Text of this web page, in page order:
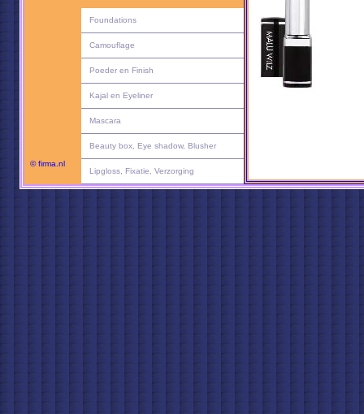
© firma.nl
Foundations
Camouflage
Poeder en Finish
Kajal en Eyeliner
Mascara
Beauty box, Eye shadow, Blusher
Lipgloss, Fixatie, Verzorging